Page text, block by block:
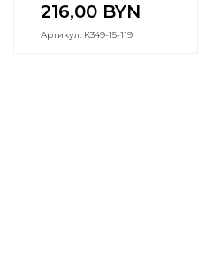
216,00 BYN
Артикул: K349-15-119